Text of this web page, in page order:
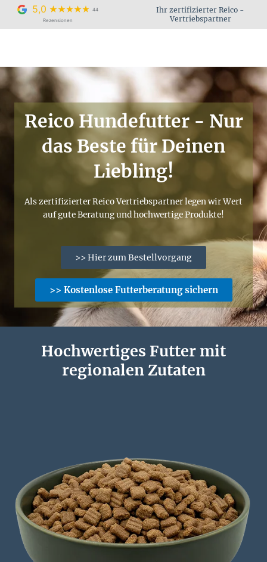
springen
5,0
44
Rezensionen
Ihr zertifizierter Reico -
Vertriebspartner
Reico Hundefutter - Nur
das Beste für Deinen
Liebling!
Als zertifizierter Reico Vertriebspartner legen wir Wert
auf gute Beratung und hochwertige Produkte!
>> Hier zum Bestellvorgang
>> Kostenlose Futterberatung sichern
Hochwertiges Futter mit
regionalen Zutaten